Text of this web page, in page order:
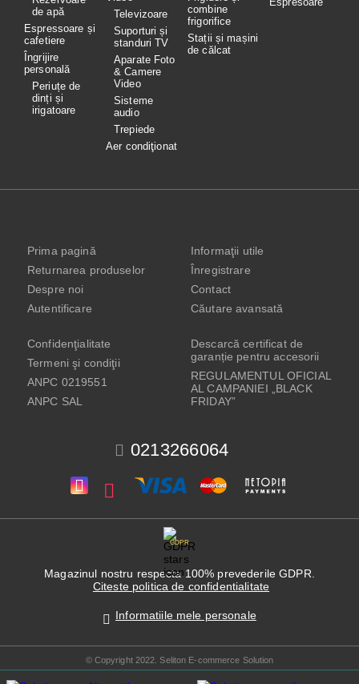
de apă
Espressoare și
cafetiere
Îngrijire
personală
Periuțe de
dinți și
irigatoare
Televizoare
Suporturi și
standuri TV
Aparate Foto
& Camere
Video
Sisteme
audio
Trepiede
Aer condiţionat
combine
frigorifice
Stații și mașini
de călcat
0213266064
Prima pagină
Returnarea produselor
Despre noi
Autentificare
Informaţii utile
Înregistrare
Contact
Căutare avansată
Confidenţialitate
Termeni şi condiţii
ANPC 0219551
ANPC SAL
Descarcă certificat de
garanție pentru accesorii
REGULAMENTUL OFICIAL
AL CAMPANIEI „BLACK
FRIDAY”
GDPR
Magazinul nostru respecta 100% prevederile GDPR.
Citeste politica de confidentialitate
Informatiile mele personale
© Copyright 2022. Seliton E-commerce Solution